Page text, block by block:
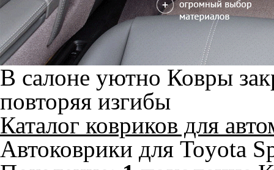
В салоне уютно Ковры
повторяя изгибы
Каталог ковриков для
Автоковрики для Toyota